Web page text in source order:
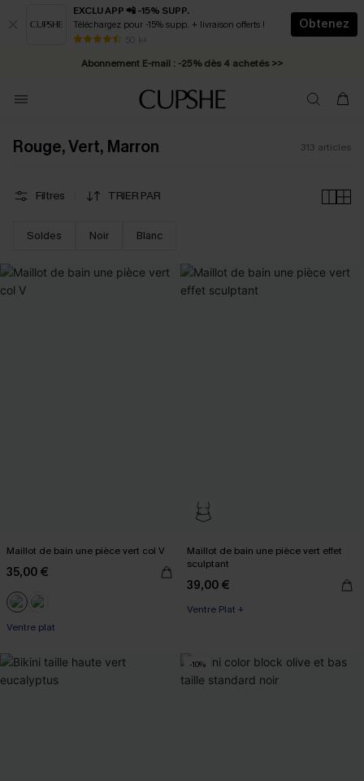
EXCLU APP 📲 -15% SUPP.
Téléchargez pour -15% supp. + livraison offerts !
50 k+
Obtenez
* Livraison éclair 2-3 jours ouvrés >>
Abonnement E-mail : -25% dès 4 achetés >>
Rouge, Vert, Marron 313 articles
Filtres TRIER PAR
Soldes Noir Blanc
Maillot de bain une pièce vert col V
35,00 €
Ventre plat
Maillot de bain une pièce vert effet
sculptant
39,00 €
Ventre Plat +
-10%